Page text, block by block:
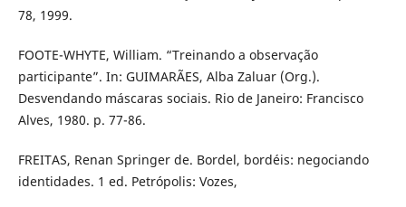
78, 1999.
FOOTE-WHYTE, William. “Treinando a observação
participante”. In: GUIMARÃES, Alba Zaluar (Org.).
Desvendando máscaras sociais. Rio de Janeiro: Francisco
Alves, 1980. p. 77-86.
FREITAS, Renan Springer de. Bordel, bordéis: negociando
identidades. 1 ed. Petrópolis: Vozes,